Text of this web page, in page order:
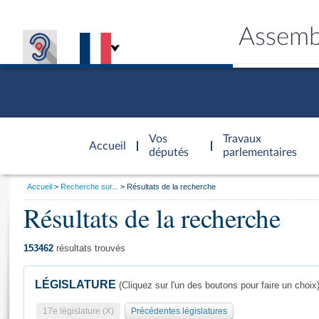
Accueil
d'accueil
Vos
députés
Travaux
parlementaires
Général
Vous
Accueil Recherche sur... Résultats de la recherche
Résultats de la recherche
153462 résultats trouvés
LÉGISLATURE (Cliquez sur l'un des boutons pour faire un choix)
17e législature (X) Précédentes législatures